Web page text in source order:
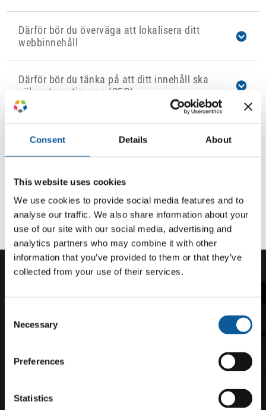
Consent Details About
This website uses cookies
We use cookies to provide social media features and to
analyse our traffic. We also share information about your
use of our site with our social media, advertising and
analytics partners who may combine it with other
information that you’ve provided to them or that they’ve
collected from your use of their services.
Selection
Necessary
Preferences
Statistics
Därför bör du överväga att lokalisera ditt
webbinnehåll
Därför bör du tänka på att ditt innehåll ska
sökmotoroptimeras (SEO)
hemsida direkt från ditt CMS-system via en
API-integration
benägna att köpa en produkt eller tjänst när hemsidan
är tillgänglig på deras eget språk. Om du vill att ditt
rätt i att översätta din hemsida till språken som talas på